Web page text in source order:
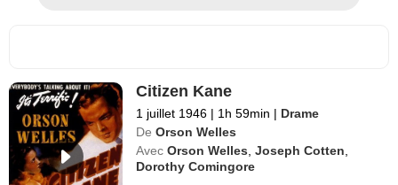
Citizen Kane
1 juillet 1946 | 1h 59min | Drame
De Orson Welles
Avec Orson Welles ,Joseph Cotten
Dorothy Comingore